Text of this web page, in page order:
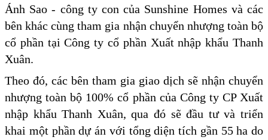
Ánh Sao - công ty con của Sunshine Homes và các
bên khác cùng tham gia nhận chuyển nhượng toàn bộ
cổ phần tại Công ty cổ phần Xuất nhập khẩu Thanh
Xuân.
Theo đó, các bên tham gia giao dịch sẽ nhận chuyển
nhượng toàn bộ 100% cổ phần của Công ty CP Xuất
nhập khẩu Thanh Xuân, qua đó sẽ đầu tư và triển
khai một phần dự án với tổng diện tích gần 55 ha do